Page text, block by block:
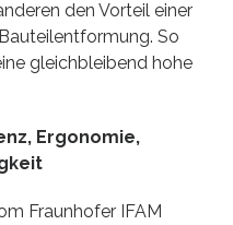
den Vorteil einer
So
gleichbleibend hohe
Ergonomie,
Fraunhofer IFAM